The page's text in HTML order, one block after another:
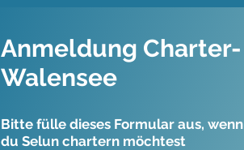
Anmeldung Charter-
Walensee
Bitte fülle dieses Formular aus, wenn
du Selun chartern möchtest